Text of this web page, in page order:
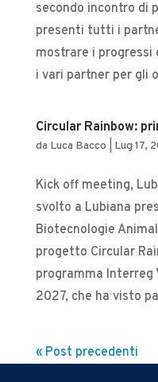
secondo incontro di
presenti tutti i
mostrare i
i vari partner per gli
Circular Rainbow:
da Luca Bacco Lug 17,
Kick off meeting,
svolto a Lubiana
Biotecnologie
progetto Circular
programma Interreg
2027, che ha visto
« Post precedenti